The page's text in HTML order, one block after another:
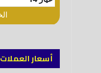
أسعار العملات